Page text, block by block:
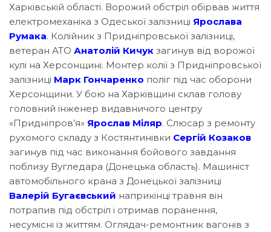
Харківській області. Ворожий обстріл обірвав життя
електромеханіка з Одеської залізниці Ярослава
Румака. Колійник з Придніпровської залізниці,
ветеран АТО Анатолій Кичук загинув від ворожої
кулі на Херсонщині. Монтер колії з Придніпровської
залізниці Марк Гончаренко поліг під час оборони
Херсонщини. У бою на Харківщині склав голову
головний інженер видавничого центру
«Придніпров’я» Ярослав Міляр. Слюсар з ремонту
рухомого складу з Костянтинівки Сергій Козаков
загинув під час виконання бойового завдання
поблизу Вугледара (Донецька область). Машиніст
автомобільного крана з Донецької залізниці
Валерій Бугаєвський наприкінці травня він
потрапив під обстріл і отримав поранення,
несумісні із життям. Оглядач-ремонтник вагонів з